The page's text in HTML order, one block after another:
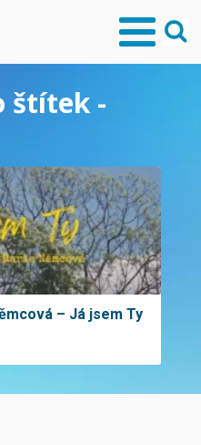
štítek -
– Já jsem Ty